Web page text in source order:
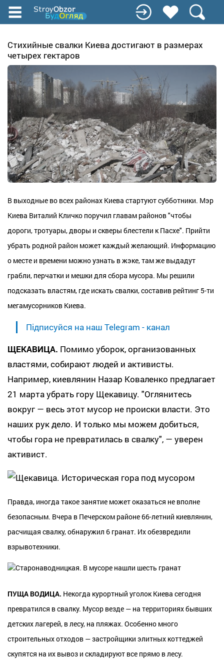
Перейти
до
вмісту
Стихийные свалки Киева достигают в размерах
четырех гектаров
В выходные во всех районах Киева стартуют субботники. Мэр
Киева Виталий Кличко поручил главам районов "чтобы
дороги, тротуары, дворы и скверы блестели к Пасхе". Прийти
убрать родной район может каждый желающий. Информацию
о месте и времени можно узнать в жэке, там же выдадут
грабли, перчатки и мешки для сбора мусора. Мы решили
подсказать властям, где искать свалки, составив рейтинг 5-ти
мегамусорников Киева.
Підписуйся на наш Telegram - канал
ЩЕКАВИЦА. Помимо уборок, организованных
властями, собирают людей и активисты.
Например, киевлянин Назар Коваленко предлагает
21 марта убрать гору Щекавицу. "Оглянитесь
вокруг — весь этот мусор не происки власти. Это
наших рук дело. И только мы можем добиться,
чтобы гора не превратилась в свалку", — уверен
активист.
Правда, иногда такое занятие может оказаться не вполне
безопасным. Вчера в Печерском районе 66-летний киевлянин,
расчищая свалку, обнаружил 6 гранат. Их обезвредили
взрывотехники.
ПУЩА ВОДИЦА. Некогда курортный уголок Киева сегодня
превратился в свалку. Мусор везде — на территориях бывших
детских лагерей, в лесу, на пляжах. Особенно много
строительных отходов — застройщики элитных коттеджей
скупятся на их вывоз и складируют все прямо в лесу.